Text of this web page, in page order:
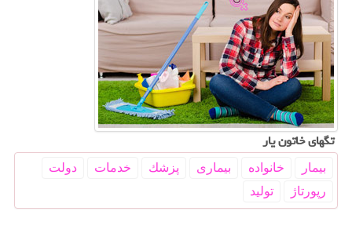
تگهای خاتون یار
بیمار خانواده بیماری پزشك خدمات
دولت
رپورتاژ
تولید